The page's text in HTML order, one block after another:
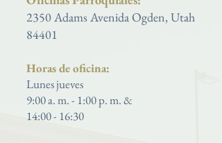
2350 Adams Avenida Ogden, Utah
84401
Horas de oficina:
Lunes jueves
9:00 a. m. - 1:00 p. m. &
14:00 - 16:30